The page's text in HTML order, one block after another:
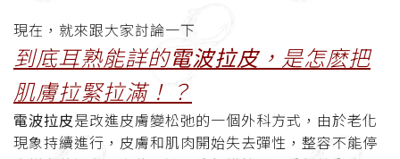
現在，就來跟大家討論一下
到底耳熟能詳的電波拉皮，是怎麽把
肌膚拉緊拉滿！？
電波拉皮是改進皮膚變松弛的一個外科方式，由於老化
現象持續進行，皮膚和肌肉開始失去彈性，整容不能停